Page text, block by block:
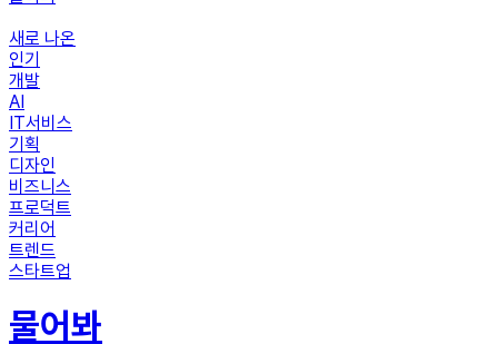
새로 나온
인기
개발
AI
IT서비스
기획
디자인
비즈니스
프로덕트
커리어
트렌드
스타트업
물어봐